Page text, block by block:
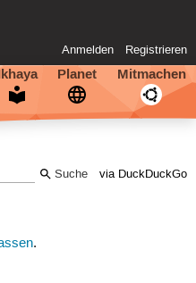
Anmelden Registrieren
Planet Mitmachen
via DuckDuckGo
.